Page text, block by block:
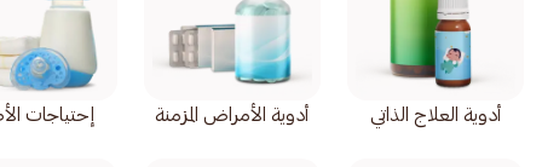
أدوية العلاج الذاتي أدوية الأمراض المزمنة إحتياجات